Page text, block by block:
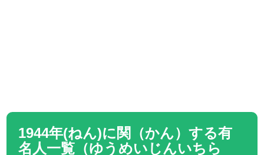
1944年(ねん)に関（かん）する有
名人一覧（ゆうめいじんいちら